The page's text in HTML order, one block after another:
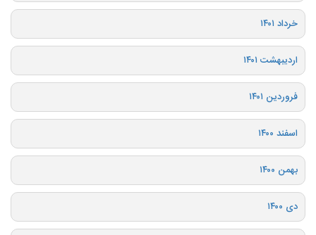
خرداد ۱۴۰۱
اردیبهشت ۱۴۰۱
فروردین ۱۴۰۱
اسفند ۱۴۰۰
بهمن ۱۴۰۰
دی ۱۴۰۰